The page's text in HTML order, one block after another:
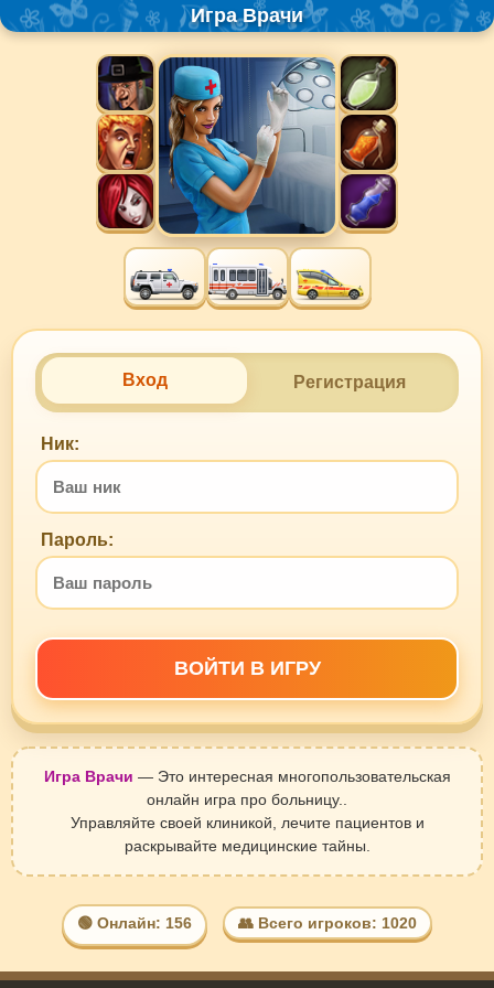
Игра Врачи
Вход Регистрация
Ник:
Пароль:
ВОЙТИ В ИГРУ
Игра Врачи — Это интересная многопользовательская
онлайн игра про больницу..
Управляйте своей клиникой, лечите пациентов и
раскрывайте медицинские тайны.
🟢 Онлайн: 156 👥 Всего игроков: 1020